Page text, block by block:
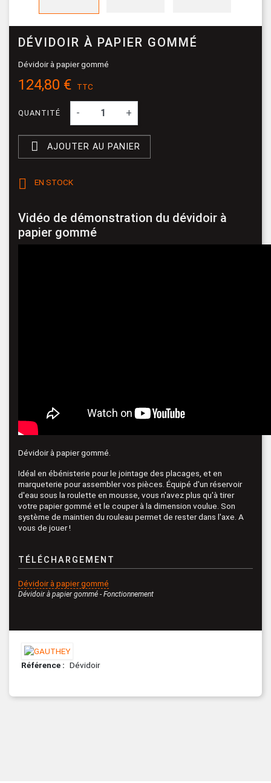
DÉVIDOIR À PAPIER GOMMÉ
Dévidoir à papier gommé
124,80 € TTC
QUANTITÉ - +
 AJOUTER AU PANIER
 EN STOCK
Vidéo de démonstration du dévidoir à
papier gommé
Dévidoir à papier gommé.
Idéal en ébénisterie pour le jointage des placages, et en
marqueterie pour assembler vos pièces. Équipé d'un réservoir
d'eau sous la roulette en mousse, vous n'avez plus qu'à tirer
votre papier gommé et le couper à la dimension voulue. Son
système de maintien du rouleau permet de rester dans l'axe. A
vous de jouer !
TÉLÉCHARGEMENT
Dévidoir à papier gommé
Dévidoir à papier gommé - Fonctionnement
Référence Dévidoir